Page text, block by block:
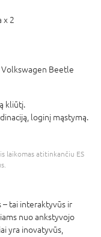
x 2
Beetle
kliūtį.
loginį mąstymą.
laikomas atitinkančiu ES
– tai interaktyvūs ir
nuo ankstyvojo
yra inovatyvūs,